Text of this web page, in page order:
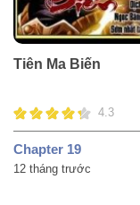
Tiên Ma Biến
4.3
Chapter 19
12 tháng trước